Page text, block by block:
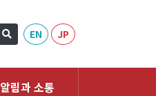
EN JP
알림과 소통